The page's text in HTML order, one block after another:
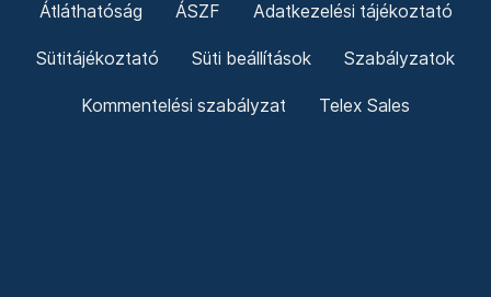
Átláthatóság ÁSZF Adatkezelési tájékoztató
Sütitájékoztató Süti beállítások Szabályzatok
Kommentelési szabályzat Telex Sales